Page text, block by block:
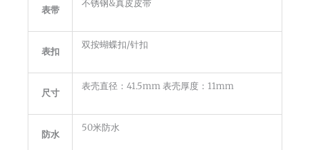
表带
不锈钢&真皮皮带
表扣
双按蝴蝶扣/针扣
尺寸
表壳直径：41.5mm 表壳厚度：11mm
防水
50米防水